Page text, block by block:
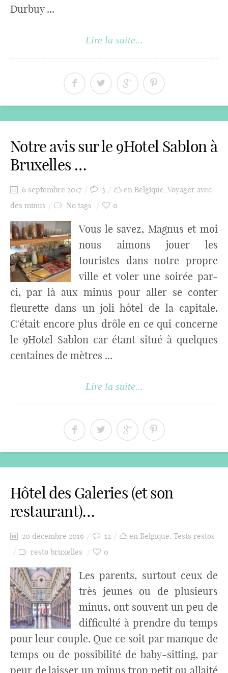
Durbuy ...
Lire la suite...
Notre avis sur le 9Hotel Sablon à
Bruxelles …
6 septembre 2017 3 en Belgique, Voyager avec
des minus
No tags 0
Vous le savez, Magnus et moi
nous aimons jouer les
touristes dans notre propre
ville et voler une soirée par-
ci, par là aux minus pour aller se conter
fleurette dans un joli hôtel de la capitale.
C'était encore plus drôle en ce qui concerne
le 9Hotel Sablon car étant situé à quelques
centaines de mètres ...
Lire la suite...
Hôtel des Galeries (et son
restaurant)…
20 décembre 2016 12 en Belgique, Tests restos
resto bruxelles
0
Les parents, surtout ceux de
très jeunes ou de plusieurs
minus, ont souvent un peu de
difficulté à prendre du temps
pour leur couple. Que ce soit par manque de
temps ou de possibilité de baby-sitting, par
peur de laisser un minus trop petit ou allaité